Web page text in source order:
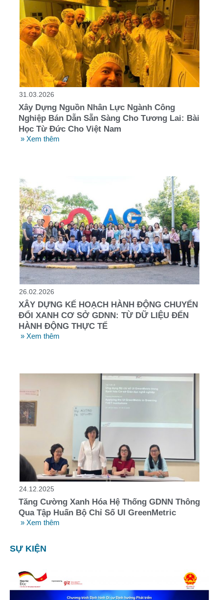
31.03.2026
Xây Dựng Nguồn Nhân Lực Ngành Công
Nghiệp Bán Dẫn Sẵn Sàng Cho Tương Lai: Bài
Học Từ Đức Cho Việt Nam
» Xem thêm
26.02.2026
XÂY DỰNG KẾ HOẠCH HÀNH ĐỘNG CHUYỂN
ĐỔI XANH CƠ SỞ GDNN: TỪ DỮ LIỆU ĐẾN
HÀNH ĐỘNG THỰC TẾ
» Xem thêm
24.12.2025
Tăng Cường Xanh Hóa Hệ Thống GDNN Thông
Qua Tập Huấn Bộ Chỉ Số UI GreenMetric
» Xem thêm
SỰ KIỆN